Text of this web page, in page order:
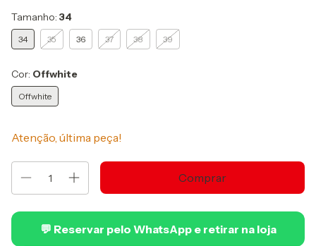
Tamanho: 34
34 35 36 37 38 39
Cor: Offwhite
Offwhite
Atenção, última peça!
💬 Reservar pelo WhatsApp e retirar na loja